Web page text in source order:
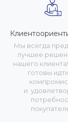
Мы всегда
лучшее
нашего
готовы
и